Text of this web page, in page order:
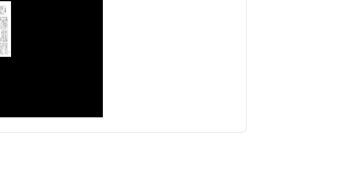
src="https://www.adobe.com/images/shared/
を取得" width="112" height="33" /></a></p> </div> <!--[if !IE]>--